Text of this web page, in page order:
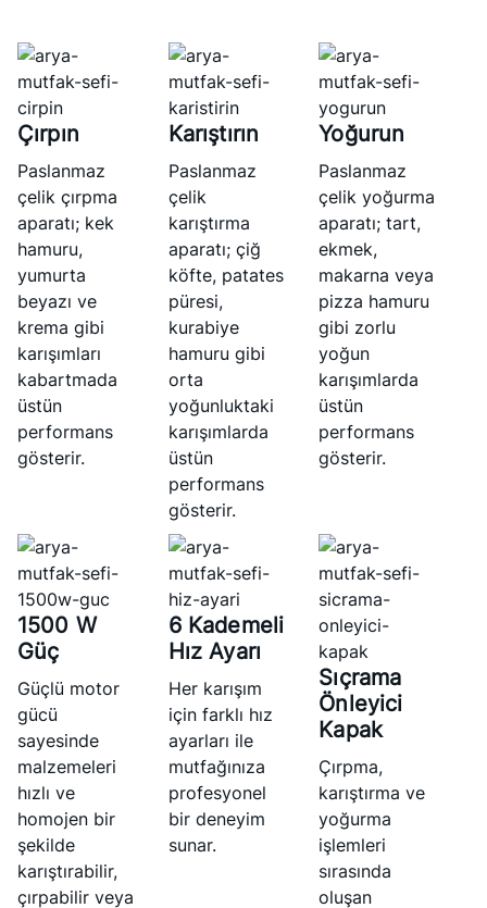
Çırpın
Paslanmaz
çelik çırpma
aparatı; kek
hamuru,
yumurta
beyazı ve
krema gibi
karışımları
kabartmada
üstün
performans
gösterir.
Karıştırın
Paslanmaz
çelik
karıştırma
aparatı; çiğ
köfte, patates
püresi,
kurabiye
hamuru gibi
orta
yoğunluktaki
karışımlarda
üstün
performans
gösterir.
Yoğurun
Paslanmaz
çelik yoğurma
aparatı; tart,
ekmek,
makarna veya
pizza hamuru
gibi zorlu
yoğun
karışımlarda
üstün
performans
gösterir.
1500 W
Güç
Güçlü motor
gücü
sayesinde
malzemeleri
hızlı ve
homojen bir
şekilde
karıştırabilir,
çırpabilir veya
6 Kademeli
Hız Ayarı
Her karışım
için farklı hız
ayarları ile
mutfağınıza
profesyonel
bir deneyim
sunar.
Sıçrama
Önleyici
Kapak
Çırpma,
karıştırma ve
yoğurma
işlemleri
sırasında
oluşan